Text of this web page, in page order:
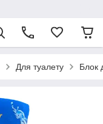
Для туалету Блок